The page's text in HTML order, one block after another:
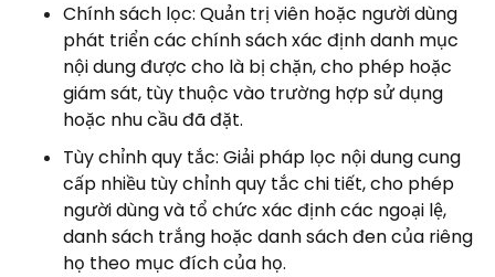
Chính sách lọc: Quản trị viên hoặc người dùng
phát triển các chính sách xác định danh mục
nội dung được cho là bị chặn, cho phép hoặc
giám sát, tùy thuộc vào trường hợp sử dụng
hoặc nhu cầu đã đặt.
Tùy chỉnh quy tắc: Giải pháp lọc nội dung cung
cấp nhiều tùy chỉnh quy tắc chi tiết, cho phép
người dùng và tổ chức xác định các ngoại lệ,
danh sách trắng hoặc danh sách đen của riêng
họ theo mục đích của họ.